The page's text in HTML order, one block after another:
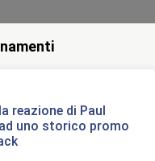
reazione di Paul
uno storico promo